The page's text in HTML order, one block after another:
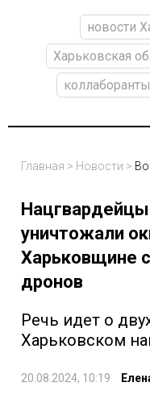
новости
Харьковская
коллаборанты
Главная > Новости >
Нацгвардейцы
уничтожали
Харьковщине
дронов
Речь идет о
Харьковском
20.08.2024, 10:19